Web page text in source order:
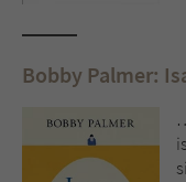
Bobby Palmer: